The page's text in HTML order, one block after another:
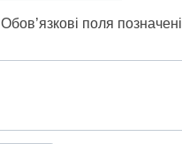
Обов’язкові поля позначені